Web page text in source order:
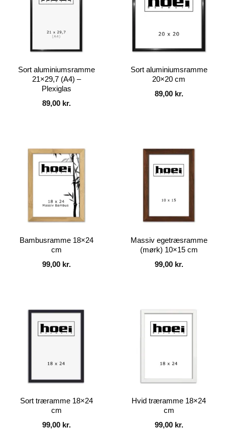
Sort aluminiumsramme
21×29,7 (A4) –
Plexiglas
89,00 kr.
Sort aluminiumsramme
20×20 cm
89,00 kr.
Bambusramme 18×24
cm
99,00 kr.
Massiv egetræsramme
(mørk) 10×15 cm
99,00 kr.
Sort træramme 18×24
cm
99,00 kr.
Hvid træramme 18×24
cm
99,00 kr.